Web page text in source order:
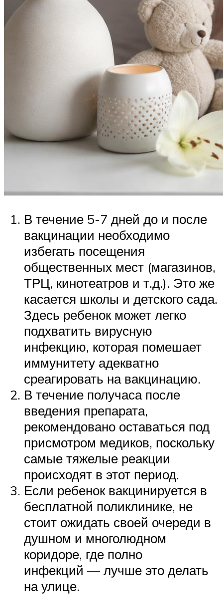
В течение 5-7 дней до и после
вакцинации необходимо
избегать посещения
общественных мест (магазинов,
ТРЦ, кинотеатров и т.д.). Это же
касается школы и детского сада.
Здесь ребенок может легко
подхватить вирусную
инфекцию, которая помешает
иммунитету адекватно
среагировать на вакцинацию.
В течение получаса после
введения препарата,
рекомендовано оставаться под
присмотром медиков, поскольку
самые тяжелые реакции
происходят в этот период.
Если ребенок вакцинируется в
бесплатной поликлинике, не
стоит ожидать своей очереди в
душном и многолюдном
коридоре, где полно
инфекций — лучше это делать
на улице.